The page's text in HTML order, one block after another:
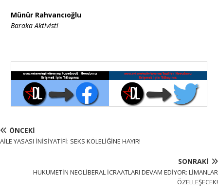
Münür Rahvancıoğlu
Baraka Aktivisti
ÖNCEKI
AİLE YASASI İNİSİYATİFİ: SEKS KÖLELİĞİNE HAYIR!
SONRAKI
HÜKÜMETİN NEOLİBERAL İCRAATLARI DEVAM EDİYOR: LİMANLAR
ÖZELLEŞECEK!